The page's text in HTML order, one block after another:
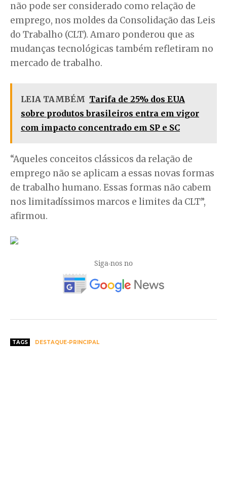
não pode ser considerado como relação de
emprego, nos moldes da Consolidação das Leis
do Trabalho (CLT). Amaro ponderou que as
mudanças tecnológicas também refletiram no
mercado de trabalho.
LEIA TAMBÉM Tarifa de 25% dos EUA
sobre produtos brasileiros entra em vigor
com impacto concentrado em SP e SC
“Aqueles conceitos clássicos da relação de
emprego não se aplicam a essas novas formas
de trabalho humano. Essas formas não cabem
nos limitadíssimos marcos e limites da CLT”,
afirmou.
Siga-nos no
TAGS DESTAQUE-PRINCIPAL